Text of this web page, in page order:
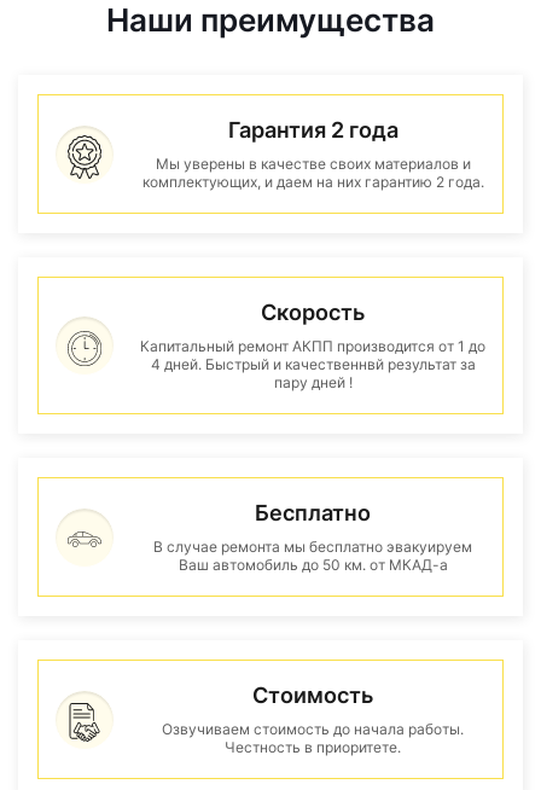
Наши преимущества
Гарантия 2 года
Мы уверены в качестве своих материалов и
комплектующих, и даем на них гарантию 2 года.
Скорость
Капитальный ремонт АКПП производится от 1 до
4 дней. Быстрый и качественнвй результат за
пару дней !
Бесплатно
В случае ремонта мы бесплатно эвакуируем
Ваш автомобиль до 50 км. от МКАД-а
Стоимость
Озвучиваем стоимость до начала работы.
Честность в приоритете.